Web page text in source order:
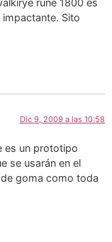
rune 1800 es
Sito
Dic 9, 2009 a las 10:58
es un prototipo
se usarán en el
goma como toda